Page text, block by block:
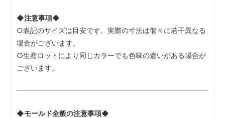
◆注意事項◆
○表記のサイズは目安です。実際の寸法は個々に若干異なる
場合がございます。
○生産ロットにより同じカラーでも色味の違いがある場合が
ございます。
◆モールド全般の注意事項◆